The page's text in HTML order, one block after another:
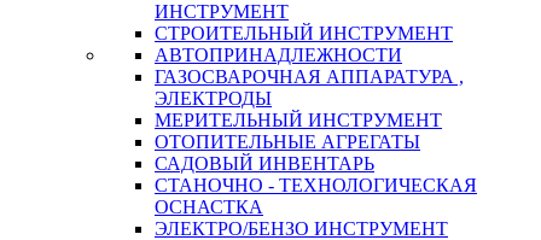
ИНСТРУМЕНТ
СТРОИТЕЛЬНЫЙ ИНСТРУМЕНТ
АВТОПРИНАДЛЕЖНОСТИ
ГАЗОСВАРОЧНАЯ АППАРАТУРА ,
ЭЛЕКТРОДЫ
МЕРИТЕЛЬНЫЙ ИНСТРУМЕНТ
ОТОПИТЕЛЬНЫЕ АГРЕГАТЫ
САДОВЫЙ ИНВЕНТАРЬ
СТАНОЧНО - ТЕХНОЛОГИЧЕСКАЯ
ОСНАСТКА
ЭЛЕКТРО/БЕНЗО ИНСТРУМЕНТ